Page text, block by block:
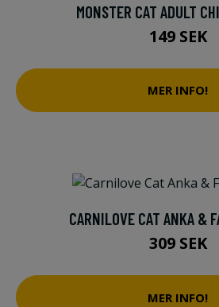
MONSTER CAT ADULT
149 SEK
MER INFO!
CARNILOVE CAT ANKA &
309 SEK
MER INFO!